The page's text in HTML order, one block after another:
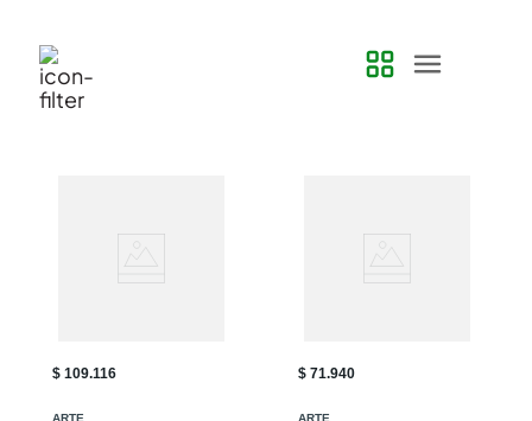
$ 109.116
ARTE
$ 71.940
ARTE